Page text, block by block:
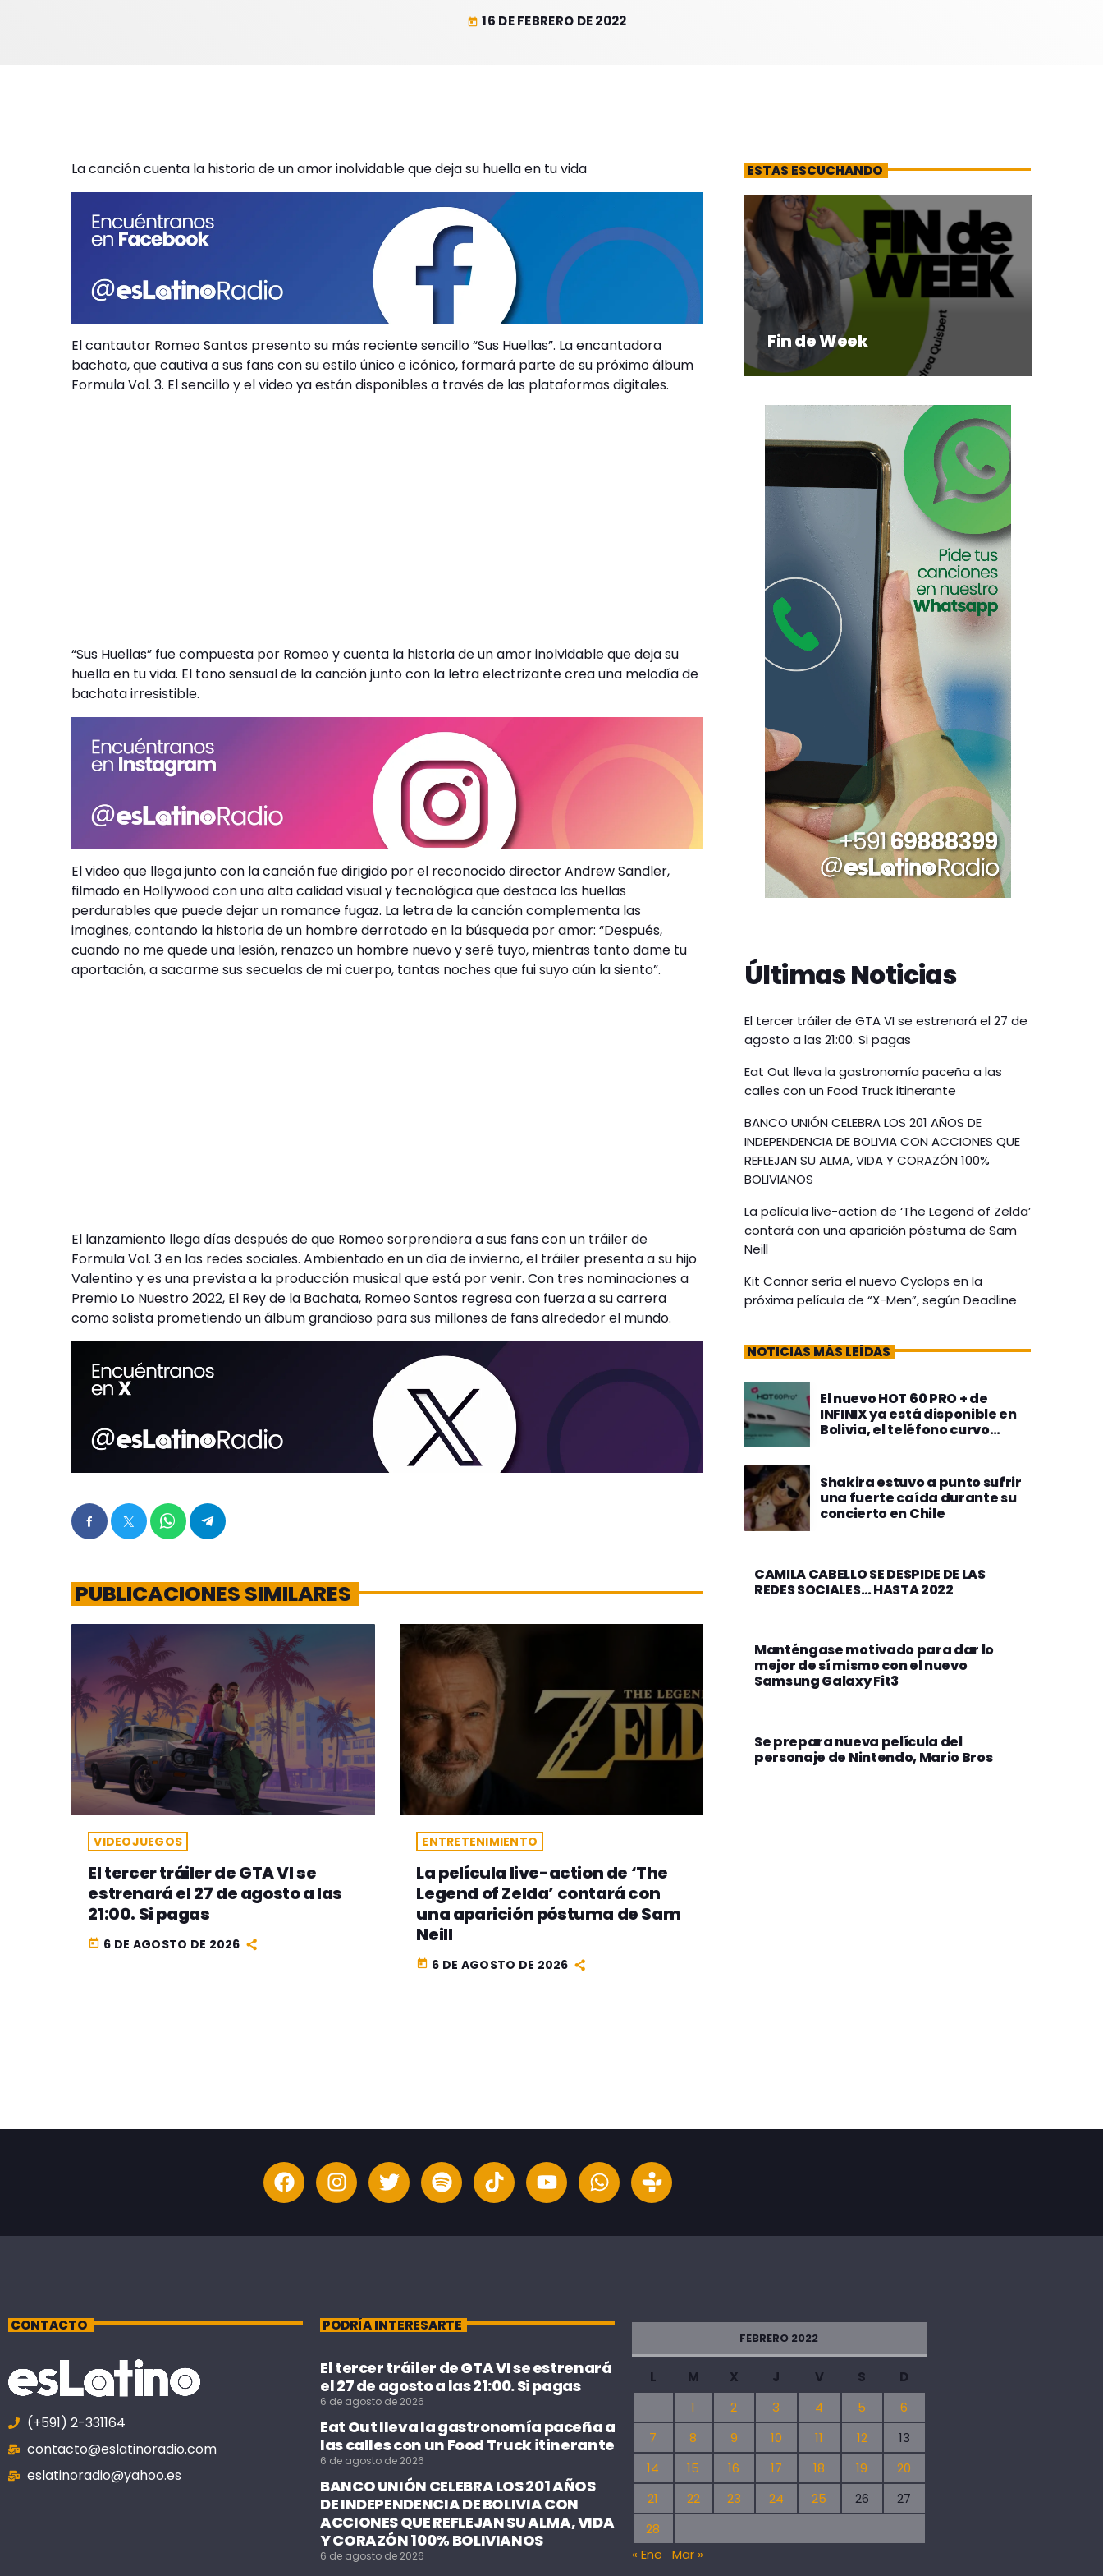
today 16 DE FEBRERO DE 2022
La canción cuenta la historia de un amor inolvidable que deja su huella en tu vida
El cantautor Romeo Santos presento su más reciente sencillo “Sus Huellas”. La encantadora
bachata, que cautiva a sus fans con su estilo único e icónico, formará parte de su próximo álbum
Formula Vol. 3. El sencillo y el video ya están disponibles a través de las plataformas digitales.
“Sus Huellas” fue compuesta por Romeo y cuenta la historia de un amor inolvidable que deja su
huella en tu vida. El tono sensual de la canción junto con la letra electrizante crea una melodía de
bachata irresistible.
El video que llega junto con la canción fue dirigido por el reconocido director Andrew Sandler,
filmado en Hollywood con una alta calidad visual y tecnológica que destaca las huellas
perdurables que puede dejar un romance fugaz. La letra de la canción complementa las
imagines, contando la historia de un hombre derrotado en la búsqueda por amor: “Después,
cuando no me quede una lesión, renazco un hombre nuevo y seré tuyo, mientras tanto dame tu
aportación, a sacarme sus secuelas de mi cuerpo, tantas noches que fui suyo aún la siento”.
El lanzamiento llega días después de que Romeo sorprendiera a sus fans con un tráiler de
Formula Vol. 3 en las redes sociales. Ambientado en un día de invierno, el tráiler presenta a su hijo
Valentino y es una prevista a la producción musical que está por venir. Con tres nominaciones a
Premio Lo Nuestro 2022, El Rey de la Bachata, Romeo Santos regresa con fuerza a su carrera
como solista prometiendo un álbum grandioso para sus millones de fans alrededor el mundo.
PUBLICACIONES SIMILARES
VIDEOJUEGOS
El tercer tráiler de GTA VI se
estrenará el 27 de agosto a las
21:00. Si pagas
today 6 DE AGOSTO DE 2026
ENTRETENIMIENTO
La película live-action de ‘The
Legend of Zelda’ contará con
una aparición póstuma de Sam
Neill
today 6 DE AGOSTO DE 2026
ESTAS ESCUCHANDO
Fin de Week
Últimas Noticias
El tercer tráiler de GTA VI se estrenará el 27 de
agosto a las 21:00. Si pagas
Eat Out lleva la gastronomía paceña a las
calles con un Food Truck itinerante
BANCO UNIÓN CELEBRA LOS 201 AÑOS DE
INDEPENDENCIA DE BOLIVIA CON ACCIONES QUE
REFLEJAN SU ALMA, VIDA Y CORAZÓN 100%
BOLIVIANOS
La película live-action de ‘The Legend of Zelda’
contará con una aparición póstuma de Sam
Neill
Kit Connor sería el nuevo Cyclops en la
próxima película de “X-Men”, según Deadline
NOTICIAS MÁS LEÍDAS
El nuevo HOT 60 PRO + de
INFINIX ya está disponible en
Bolivia, el teléfono curvo
incorporada a un precio
accesible
Shakira estuvo a punto sufrir
una fuerte caída durante su
concierto en Chile
CAMILA CABELLO SE DESPIDE DE LAS
REDES SOCIALES… HASTA 2022
Manténgase motivado para dar lo
mejor de sí mismo con el nuevo
Samsung Galaxy Fit3
Se prepara nueva película del
personaje de Nintendo, Mario Bros
CONTACTO
(+591) 2-331164
contacto@eslatinoradio.com
eslatinoradio@yahoo.es
PODRÍA INTERESARTE
El tercer tráiler de GTA VI se estrenará
el 27 de agosto a las 21:00. Si pagas
6 de agosto de 2026
Eat Out lleva la gastronomía paceña a
las calles con un Food Truck itinerante
6 de agosto de 2026
BANCO UNIÓN CELEBRA LOS 201 AÑOS
DE INDEPENDENCIA DE BOLIVIA CON
ACCIONES QUE REFLEJAN SU ALMA, VIDA
Y CORAZÓN 100% BOLIVIANOS
6 de agosto de 2026
FEBRERO 2022
L M X J V S
D
1
2 3 4 5
6
7
8 9 10 11 12
13
14
15 16 17 18 19
20
21
22 23 24 25 26
27
28
« Ene
Mar »